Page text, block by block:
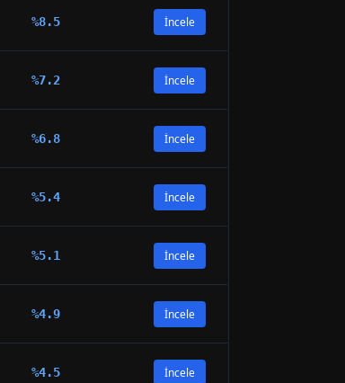
%8.5 İncele
%7.2 İncele
%6.8 İncele
%5.4 İncele
%5.1 İncele
%4.9 İncele
%4.5 İncele